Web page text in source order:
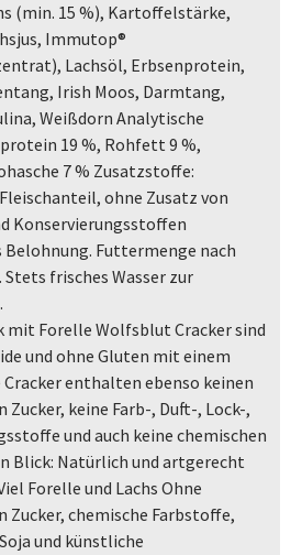
(min. 15 %), Kartoffelstärke,
Immutop®
Lachsöl, Erbsenprotein,
Irish Moos, Darmtang,
Weißdorn Analytische
19 %, Rohfett 9 %,
7 % Zusatzstoffe:
ohne Zusatz von
Konservierungsstoffen
Belohnung. Futtermenge nach
frisches Wasser zur
mit Forelle Wolfsblut Cracker sind
und ohne Gluten mit einem
enthalten ebenso keinen
keine Farb-, Duft-, Lock-,
und auch keine chemischen
Blick: Natürlich und artgerecht
Forelle und Lachs Ohne
chemische Farbstoffe,
und künstliche